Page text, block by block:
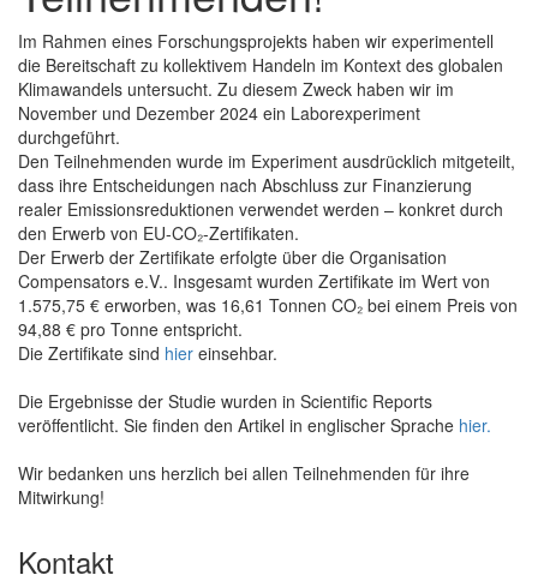
Im Rahmen eines Forschungsprojekts haben wir experimentell
die Bereitschaft zu kollektivem Handeln im Kontext des globalen
Klimawandels untersucht. Zu diesem Zweck haben wir im
November und Dezember 2024 ein Laborexperiment
durchgeführt.
Den Teilnehmenden wurde im Experiment ausdrücklich mitgeteilt,
dass ihre Entscheidungen nach Abschluss zur Finanzierung
realer Emissionsreduktionen verwendet werden – konkret durch
den Erwerb von EU-CO₂-Zertifikaten.
Der Erwerb der Zertifikate erfolgte über die Organisation
Compensators e.V.. Insgesamt wurden Zertifikate im Wert von
1.575,75 € erworben, was 16,61 Tonnen CO₂ bei einem Preis von
94,88 € pro Tonne entspricht.
Die Zertifikate sind hier einsehbar.
Die Ergebnisse der Studie wurden in Scientific Reports
veröffentlicht. Sie finden den Artikel in englischer Sprache hier.
Wir bedanken uns herzlich bei allen Teilnehmenden für ihre
Mitwirkung!
Kontakt